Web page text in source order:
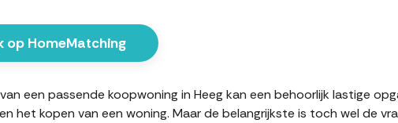
op HomeMatching
een passende koopwoning in Heeg kan een behoorlijk lastige
het kopen van een woning. Maar de belangrijkste is toch wel de